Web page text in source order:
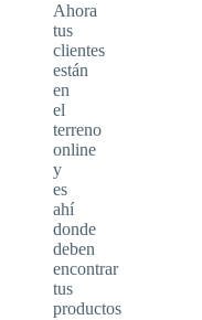
Ahora
tus
clientes
están
en
el
terreno
online
y
es
ahí
donde
deben
encontrar
tus
productos